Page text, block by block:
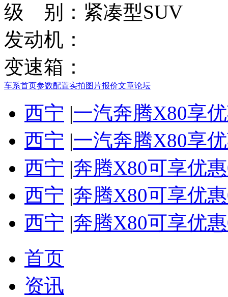
级 别： 紧凑型SUV
发动机：
变速箱：
车系首页参数配置实拍图片报价文章论坛
西宁 |一汽奔腾X80享
西宁 |一汽奔腾X80享
西宁 |奔腾X80可享优
西宁 |奔腾X80可享优
西宁 |奔腾X80可享优
首页
资讯